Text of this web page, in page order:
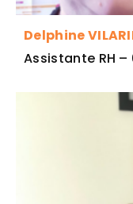
Delphine
Assistante RH –